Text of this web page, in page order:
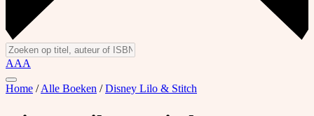
AAA
Home /Alle Boeken /Disney Lilo & Stitch